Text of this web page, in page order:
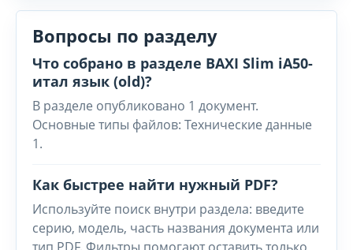
Вопросы по разделу
Что собрано в разделе BAXI Slim iA50-
итал язык (old)?
В разделе опубликовано 1 документ.
Основные типы файлов: Технические данные
1.
Как быстрее найти нужный PDF?
Используйте поиск внутри раздела: введите
серию, модель, часть названия документа или